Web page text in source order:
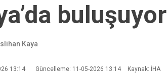
buluşuyor
Kaya
13:14 Güncelleme: 11-05-2026 13:14 Kaynak: İHA